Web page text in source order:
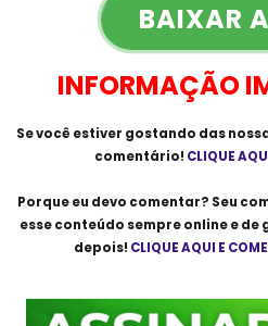
BAIXAR
INFORMAÇÃO
Se você estiver gostando das
comentário! CLIQUE
Porque eu devo comentar? Seu
esse conteúdo sempre online e
depois! CLIQUE AQUI E